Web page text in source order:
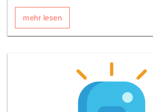
mehr lesen